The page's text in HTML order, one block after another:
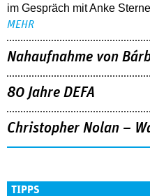
im Gespräch mit Anke
MEHR
Nahaufnahme von
80 Jahre DEFA
Christopher Nolan –
TIPPS